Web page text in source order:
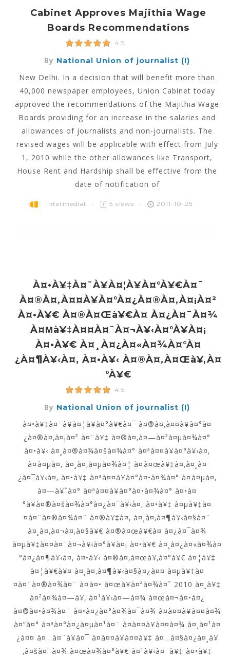
Cabinet Approves Majithia Wage
Boards Recommendations
4.5
By National Union of journalist (I)
New Delhi. In a decision that will benefit more than
40,000 newspaper employees, Union Cabinet today
approved the recommendations of the Majithia Wage
Boards providing for an increase in the salaries and
allowances of journalists and non-journalists. The
revised wages will be applicable with effect from July
1, 2010 while the other allowances like Transport,
House Rent and Hardship shall be effective from the
date of notification of
Intermediat 5 views 2011-10-25
À¤•à¥‡à¤¨à¥à¤¦à¥à¤°à¥€à¤¯
À¤®à¤‚à¤¤à¥à¤°à¤¿à¤®à¤‚à¤¡à¤²
À¤•à¥€ À¤®à¤œà¥€à¤ À¤¿à¤¯à¤¾
À¤µà¥‡à¤¤à¤¨à¤¬à¥‹à¤°à¥à¤¡
À¤•à¥€ À¤¸à¤¿à¤«à¤¾à¤°à¤
¿à¤¶à¥‹à¤‚ À¤•à¥‹ À¤®à¤‚à¤œà¥‚à¤
°à¥€
4.5
By National Union of journalist (I)
à¤•à¥‡à¤¨à¥à¤¦à¥à¤°à¥€à¤¯ à¤®à¤‚à¤¤à¥à¤°à¤
¿à¤®à¤‚à¤¡à¤² à¤¨à¥‡ à¤®à¤‚à¤—à¤²à¤µà¤¾à¤°
à¤•à¥‹ à¤¸à¤®à¤¾à¤šà¤¾à¤° à¤ªà¤¤à¥à¤°à¥‹à¤‚
à¤à¤µà¤‚ à¤¸à¤‚à¤µà¤¾à¤¦ à¤à¤œà¥‡à¤‚à¤¸à¤
¿à¤¯à¥‹à¤‚ à¤•à¥‡ à¤ªà¤¤à¥à¤°à¤•à¤¾à¤° à¤à¤µà¤‚
à¤—à¥ˆà¤° à¤ªà¤¤à¥à¤°à¤•à¤¾à¤° à¤•à¤
°à¥à¤®à¤šà¤¾à¤°à¤¿à¤¯à¥‹à¤‚ à¤•à¥‡ à¤µà¥‡à¤
¤à¤¨à¤®à¤¾à¤¨ à¤®à¥‡à¤‚ à¤¸à¤‚à¤¶à¥‹à¤§à¤¨
à¤¸à¤‚à¤¬à¤‚à¤§à¥€ à¤®à¤œà¥€à¤ à¤¿à¤¯à¤¾
à¤µà¥‡à¤¤à¤¨à¤¬à¥‹à¤°à¥à¤¡ à¤•à¥€ à¤¸à¤¿à¤«à¤¾à¤
°à¤¿à¤¶à¥‹à¤‚ à¤•à¥‹ à¤®à¤‚à¤œà¥‚à¤°à¥€ à¤¦à¥‡
à¤¦à¥€à¥¤ à¤¸à¤‚à¤¶à¥‹à¤§à¤¿à¤¤ à¤µà¥‡à¤
¤à¤¨à¤®à¤¾à¤¨ à¤à¤• à¤œà¥à¤²à¤¾à¤ˆ 2010 à¤¸à¥‡
à¤²à¤¾à¤—à¥‚ à¤¹à¥‹à¤—à¤¾ à¤œà¤¬à¤•à¤¿
à¤®à¤•à¤¾à¤¨ à¤•à¤¿à¤°à¤¾à¤¯à¤¾ à¤­à¤¤à¥à¤¤à¤¾
à¤”à¤° à¤ªà¤°à¤¿à¤µà¤¹à¤¨ à¤­à¤¤à¥à¤¤à¤¾ à¤¸à¤¹à¤
¿à¤¤ à¤…à¤¨à¥à¤¯ à¤­à¤¤à¥à¤¤à¥‡ à¤…à¤§à¤¿à¤¸à¥
‚à¤šà¤¨à¤¾ à¤œà¤¾à¤°à¥€ à¤¹à¥‹à¤¨à¥‡ à¤•à¥‡